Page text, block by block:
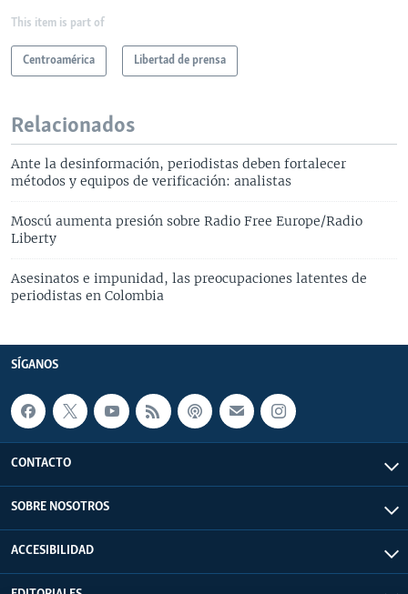
This item is part of
Centroamérica Libertad de prensa
Relacionados
Ante la desinformación, periodistas deben fortalecer
métodos y equipos de verificación: analistas
Moscú aumenta presión sobre Radio Free Europe/Radio
Liberty
Asesinatos e impunidad, las preocupaciones latentes de
periodistas en Colombia
SÍGANOS
CONTACTO
SOBRE NOSOTROS
ACCESIBILIDAD